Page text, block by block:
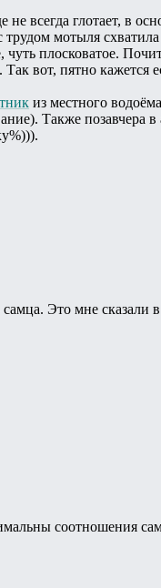
всегда глотает, в
мотыля
плосковатое.
вот, пятно
из местного
Также позавчера в
Это мне сказали
соотношения